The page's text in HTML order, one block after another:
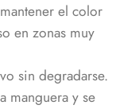
el color
en zonas muy
sin degradarse.
manguera y se